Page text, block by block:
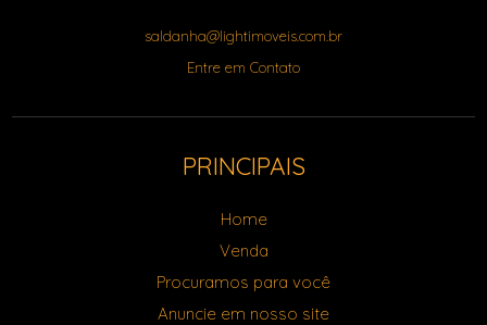
saldanha@lightimoveis.com.br
Entre em Contato
PRINCIPAIS
Home
Venda
Procuramos para você
Anuncie em nosso site